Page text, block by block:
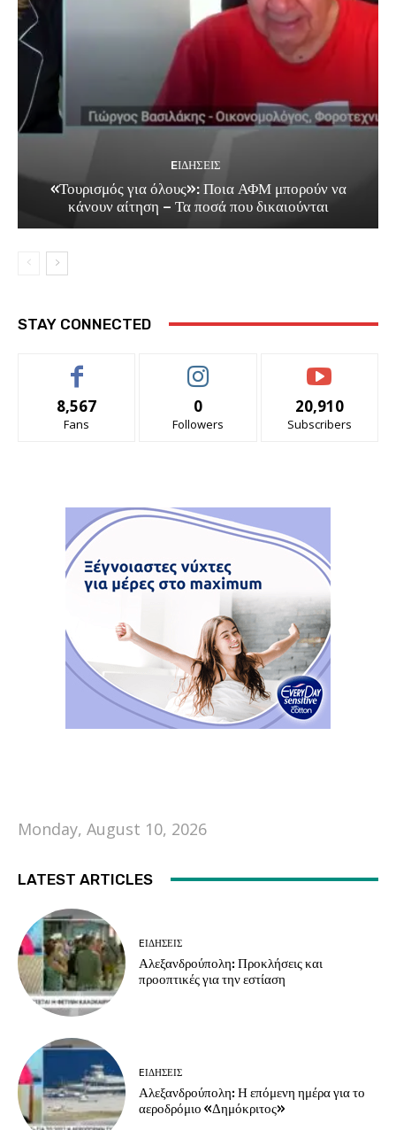
EΙΔΗΣΕΙΣ
«Τουρισμός για όλους»: Ποια ΑΦΜ μπορούν να
κάνουν αίτηση – Τα ποσά που δικαιούνται
STAY CONNECTED
8,567
Fans
0
Followers
20,910
Subscribers
Monday, August 10, 2026
LATEST ARTICLES
EΙΔΗΣΕΙΣ
Αλεξανδρούπολη: Προκλήσεις και
προοπτικές για την εστίαση
EΙΔΗΣΕΙΣ
Αλεξανδρούπολη: Η επόμενη ημέρα για το
αεροδρόμιο «Δημόκριτος»